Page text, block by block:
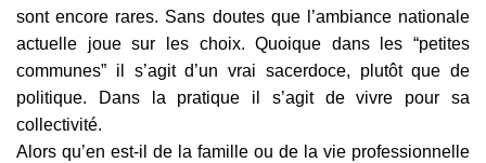
sont encore rares. Sans doutes que l’ambiance nationale
actuelle joue sur les choix. Quoique dans les “petites
communes” il s’agit d’un vrai sacerdoce, plutôt que de
politique. Dans la pratique il s’agit de vivre pour sa
collectivité.
Alors qu’en est-il de la famille ou de la vie professionnelle